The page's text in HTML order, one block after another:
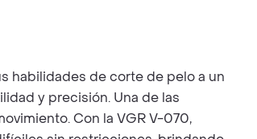
habilidades de corte de pelo a un
y precisión. Una de las
Con la VGR V-070,